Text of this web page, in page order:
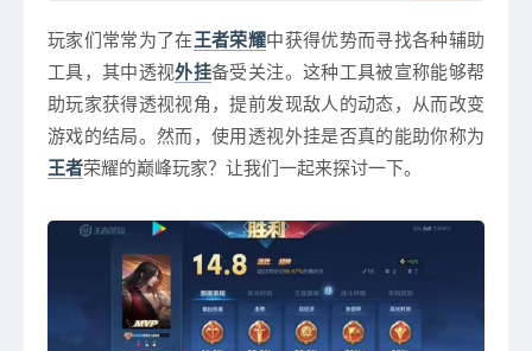
玩家们常常为了在 王者荣耀中获得优势而寻找各种辅助
工具，其中透视外挂备受关注。这种工具被宣称能够帮
助玩家获得透视视角，提前发现敌人的动态，从而改变
游戏的结局。然而，使用透视外挂是否真的能助你称为
王者荣耀的巅峰玩家？让我们一起来探讨一下。